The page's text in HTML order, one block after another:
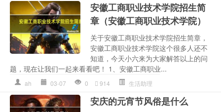
安徽工商职业技术学院招生简
章（安徽工商职业技术学院）
关于安徽工商职业技术学院招生简章，
安徽工商职业技术学院这个很多人还不
知道，今天小六来为大家解答以上的问
题，现在让我们一起来看看吧！ 1、安徽工商职业...
ah 03-07 0 914 生活助理
安庆的元宵节风俗是什么